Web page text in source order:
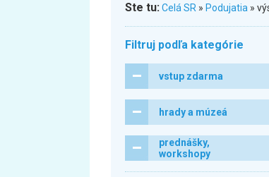
Ste tu:Celá SR » Podujatia »
Filtruj podľa kategórie
vstup zdarma
hrady a múzeá
prednášky,
workshopy